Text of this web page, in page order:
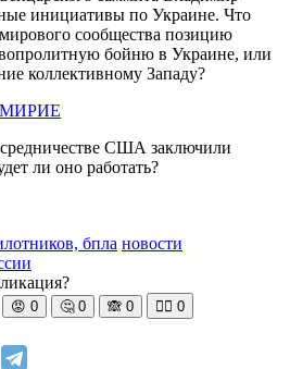
инициативы по Украине. Что
сообщества позицию
бойню в Украине, или
коллективному Западу?
США заключили
ли оно работать?
бпла новости
😡 0 🤔 0 🙈 0 🧘‍♀️ 0